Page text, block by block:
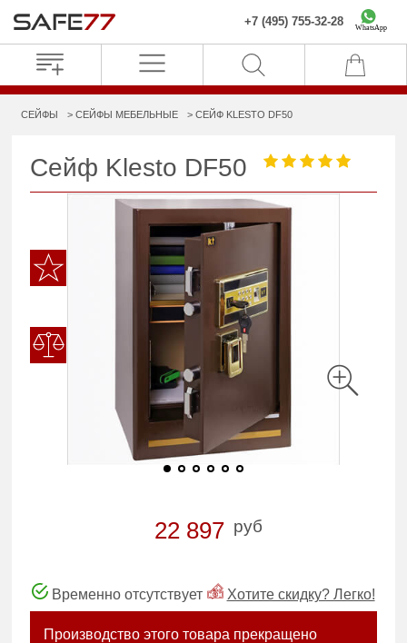
+7 (495) 755-32-28 WhatsApp
СЕЙФЫ СЕЙФЫ МЕБЕЛЬНЫЕ СЕЙФ KLESTO DF50
Сейф Klesto DF50
22 897 руб
Временно отсутствует Хотите скидку? Легко!
Производство этого товара прекращено